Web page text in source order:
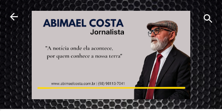
Pular para o conteúdo principal